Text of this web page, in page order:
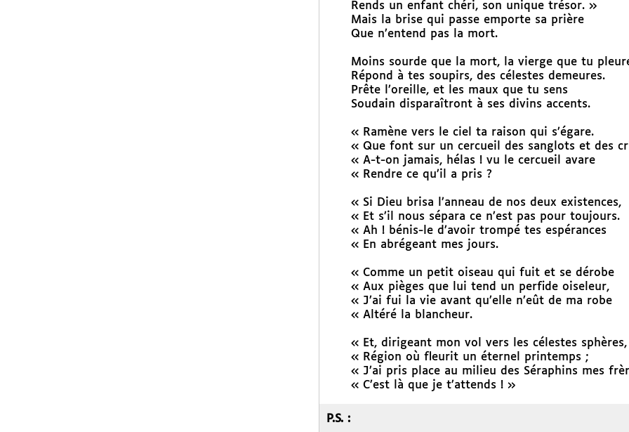
Rends un enfant chéri, son unique trésor. »
Mais la brise qui passe emporte sa prière
Que n’entend pas la mort.
Moins sourde que la mort, la vierge que tu
Répond à tes soupirs, des célestes demeures.
Prête l’oreille, et les maux que tu sens
Soudain disparaîtront à ses divins accents.
« Ramène vers le ciel ta raison qui s’égare.
« Que font sur un cercueil des sanglots et des
« A-t-on jamais, hélas ! vu le cercueil avare
« Rendre ce qu’il a pris ?
« Si Dieu brisa l’anneau de nos deux existences,
« Et s’il nous sépara ce n’est pas pour toujours.
« Ah ! bénis-le d’avoir trompé tes espérances
« En abrégeant mes jours.
« Comme un petit oiseau qui fuit et se dérobe
« Aux pièges que lui tend un perfide oiseleur,
« J’ai fui la vie avant qu’elle n’eût de ma robe
« Altéré la blancheur.
« Et, dirigeant mon vol vers les célestes sphères,
« Région où fleurit un éternel printemps ;
« J’ai pris place au milieu des Séraphins mes
« C’est là que je t’attends ! »
P.S. :